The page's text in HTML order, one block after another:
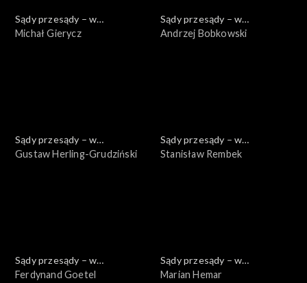
Sądy przesądy – w
powiększeniu
Michał Gierycz
Sądy przesądy – w
powiększeniu
Andrzej Bobkowski
Sądy przesądy – w
powiększeniu
Gustaw Herling-Grudziński
Sądy przesądy – w
powiększeniu
Stanisław Rembek
Sądy przesądy – w
powiększeniu
Ferdynand Goetel
Sądy przesądy – w
powiększeniu
Marian Hemar